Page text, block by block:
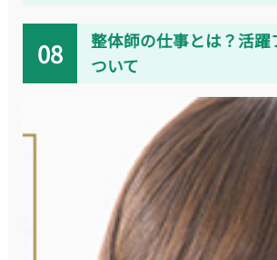
整体師の仕事とは？活躍
ついて